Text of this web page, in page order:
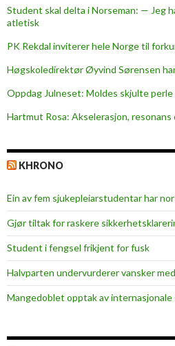
Student skal delta i Norseman: — Jeg
atletisk
PK Rekdal inviterer hele Norge til
Høgskoledirektør Øyvind Sørensen
Oppdag Julneset: Moldes skjulte
Hartmut Rosa: Akselerasjon,
KHRONO
Ein av fem sjukepleiar­studentar har
Gjør tiltak for raskere
Student i fengsel frikjent for fusk
Halvparten undervurderer vansker
Mangedoblet opptak av